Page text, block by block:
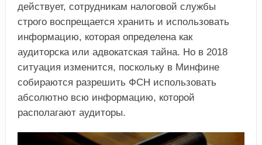
действует, сотрудникам налоговой службы
строго воспрещается хранить и использовать
информацию, которая определена как
аудиторска или адвокатская тайна. Но в 2018
ситуация изменится, поскольку в Минфине
собираются разрешить ФСН использовать
абсолютно всю информацию, которой
располагают аудиторы.